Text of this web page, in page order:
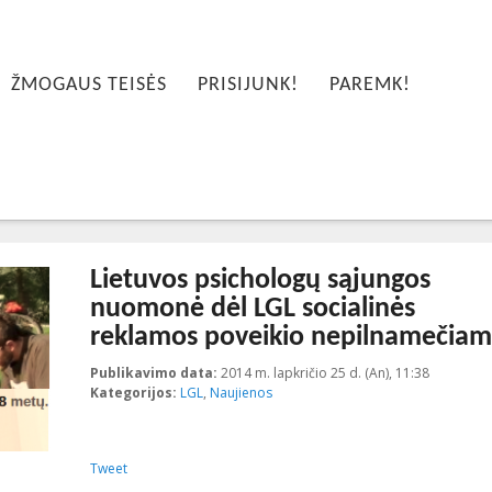
ŽMOGAUS TEISĖS PRISIJUNK! PAREMK!
Lietuvos psichologų sąjungos
nuomonė dėl LGL socialinės
reklamos poveikio
Publikavimo data: 2014 m. lapkričio 25 d. (An), 11:38
Kategorijos: LGL, Naujienos
Tweet